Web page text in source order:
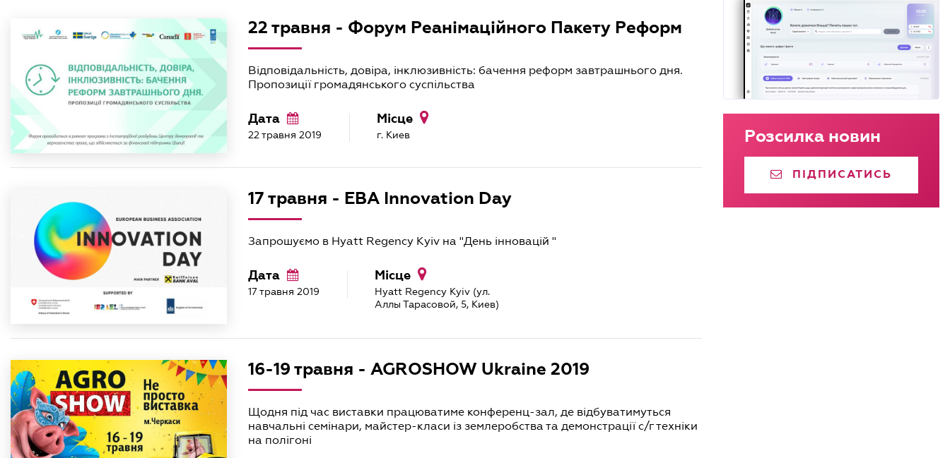
22 травня - Форум Реанімаційного Пакету Реформ
Відповідальність, довіра, інклюзивність: бачення реформ завтрашнього дня.
Пропозиції громадянського суспільства
Дата
22 травня 2019
Місце
г. Киев
17 травня - EBA Innovation Day
Запрошуємо в Hyatt Regency Kyiv на "День інновацій "
Дата
17 травня 2019
Місце
Hyatt Regency Kyiv (ул.
Аллы Тарасовой, 5, Киев)
16-19 травня - AGROSHOW Ukraine 2019
Щодня під час виставки працюватиме конференц-зал, де відбуватимуться
навчальні семінари, майстер-класи із землеробства та демонстрації с/г техніки
на полігоні
Розсилка новин
ПІДПИСАТИСЬ